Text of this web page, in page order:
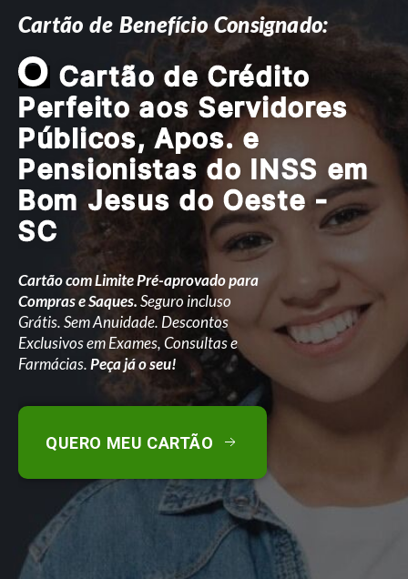
Cartão de Benefício Consignado:
O Cartão de Crédito
Perfeito aos Servidores
Públicos, Apos. e
Pensionistas do INSS em
Bom Jesus do Oeste -
SC
Cartão com Limite Pré-aprovado para
Compras e Saques.Seguro incluso
Grátis. Sem Anuidade. Descontos
Exclusivos em Exames, Consultas e
Farmácias.Peça já o seu!
QUERO MEU CARTÃO